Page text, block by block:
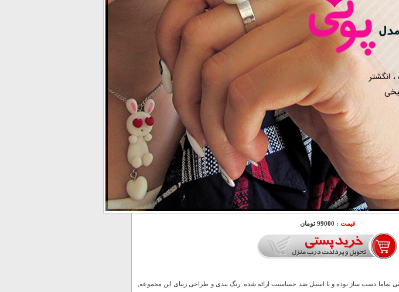
قیمت : 99000 تومان
تماما دست ساز بوده و با استیل ضد حساسیت ارائه شده. رنگ بندی و طراحی زیبای این مجموعه,